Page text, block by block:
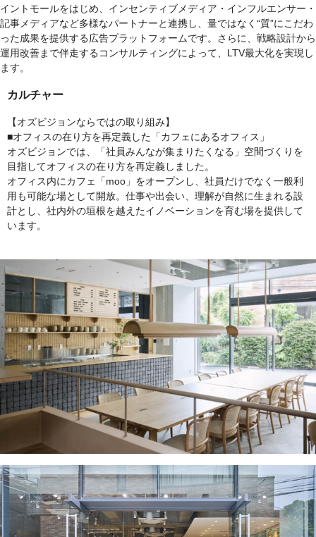
イントモールをはじめ、インセンティブメディア・インフルエンサー・
記事メディアなど多様なパートナーと連携し、量ではなく“質”にこだわ
った成果を提供する広告プラットフォームです。さらに、戦略設計から
運用改善まで伴走するコンサルティングによって、LTV最大化を実現し
ます。
カルチャー
【オズビジョンならではの取り組み】
■オフィスの在り方を再定義した「カフェにあるオフィス」
オズビジョンでは、「社員みんなが集まりたくなる」空間づくりを
目指してオフィスの在り方を再定義しました。
オフィス内にカフェ「moo」をオープンし、社員だけでなく一般利
用も可能な場として開放。仕事や出会い、理解が自然に生まれる設
計とし、社内外の垣根を越えたイノベーションを育む場を提供して
います。